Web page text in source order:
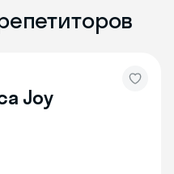
Joy